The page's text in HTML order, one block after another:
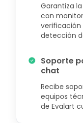
Garantiza
con
detección
Soporte
chat
Recibe
equipos
de Evalart